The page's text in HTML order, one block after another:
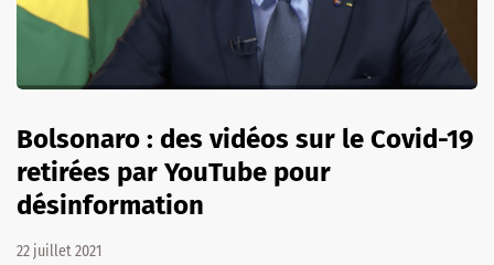
Bolsonaro : des vidéos sur le Covid-19
retirées par YouTube pour
désinformation
22 juillet 2021